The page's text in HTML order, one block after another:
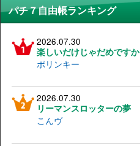
パチ７自由帳ランキング
2026.07.30
楽しいだけじゃだめです
ポリンキー
2026.07.30
リーマンスロッターの夢
こんヴ